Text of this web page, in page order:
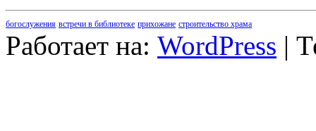
богослужения встречи в библиотеке прихожане строительство храма
Работает на: WordPress |